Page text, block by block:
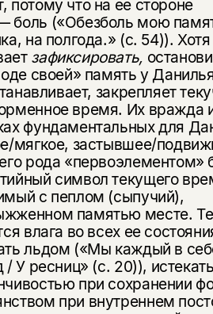
потому что на ее стороне
боль («Обезболь мою
на полгода.» (с. 54)).
зафиксировать,
своей» память у
закрепляет
время. Их вражда
фундаменталь­ных для
мягкое, застывшее/
рода «перво­элементом»
символ текущего
с пеплом (сыпучий),
памятью месте.
влага во всех ее
льдом («Мы каждый в
У ресниц» (с. 20)),
при сохранении
при внутреннем